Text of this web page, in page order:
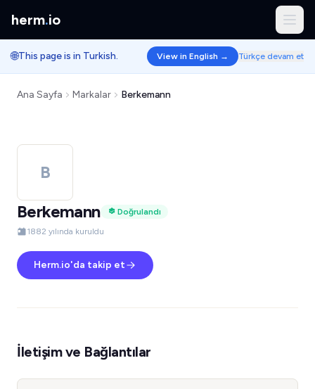
herm.io
🌐This page is in Turkish. View in English → Türkçe devam et
Ana Sayfa Markalar Berkemann
B
Berkemann
Doğrulandı
1882 yılında kuruldu
Herm.io'da takip et
İletişim ve Bağlantılar